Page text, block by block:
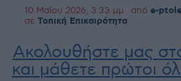
10 Μαΐου 2026, 3:33 μμ από e-
σε Τοπική Επικαιρότητα
Ακολουθήστε μας
και μάθετε πρώτοι